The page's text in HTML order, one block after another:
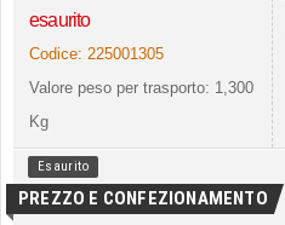
esaurito
Codice: 225001305
Valore peso per trasporto: 1,300
Kg
Esaurito
PREZZO E CONFEZIONAMENTO